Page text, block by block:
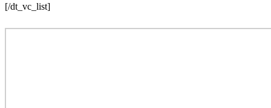
[/dt_vc_list]